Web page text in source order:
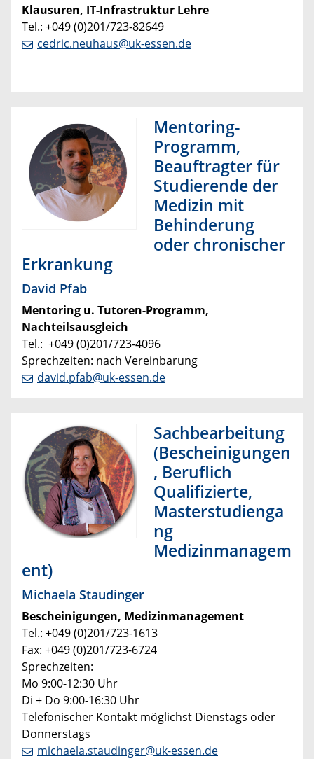
Klausuren, IT-Infrastruktur Lehre
Tel.: +049 (0)201/723-82649
cedric.neuhaus@uk-essen.de
Mentoring-
Programm,
Beauftragter für
Studierende der
Medizin mit
Behinderung
oder chronischer
Erkrankung
David Pfab
Mentoring u. Tutoren-Programm,
Nachteilsausgleich
Tel.: +049 (0)201/723-4096
Sprechzeiten: nach Vereinbarung
david.pfab@uk-essen.de
Sachbearbeitung
(Bescheinigungen
, Beruflich
Qualifizierte,
Masterstudienga
ng
Medizinmanagem
ent)
Michaela Staudinger
Bescheinigungen, Medizinmanagement
Tel.: +049 (0)201/723-1613
Fax: +049 (0)201/723-6724
Sprechzeiten:
Mo 9:00-12:30 Uhr
Di + Do 9:00-16:30 Uhr
Telefonischer Kontakt möglichst Dienstags oder
Donnerstags
michaela.staudinger@uk-essen.de